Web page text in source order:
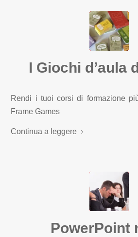
I Giochi d’aula
Rendi i tuoi corsi di formazione
Frame Games
Continua a leggere
PowerPoint